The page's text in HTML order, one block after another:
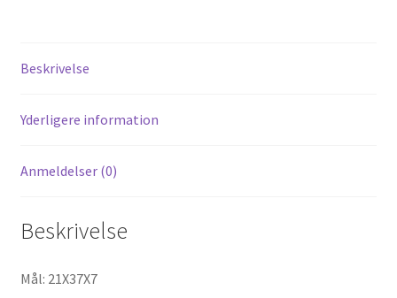
Beskrivelse
Yderligere information
Anmeldelser (0)
Beskrivelse
Mål: 21X37X7